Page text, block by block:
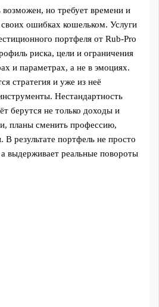
но требует времени и
своих ошибках кошельком. Услуги
портфеля от Rub-Pro
риска, цели и ограничения
и параметрах, а не в эмоциях.
стратегия и уже из неё
Нестандартность
берутся не только доходы и
планы сменить профессию,
В результате портфель не просто
выдерживает реальные повороты